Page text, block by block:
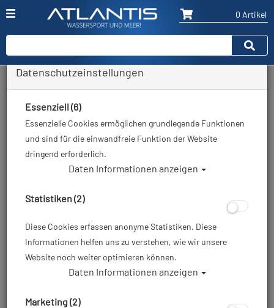
0 Artikel
Zurück
Datenschutzeinstellungen
Essenziell (6)
Essenzielle Cookies ermöglichen grundlegende Funktionen
und sind für die einwandfreie Funktion der Website
dringend erforderlich.
Daten Informationen anzeigen
Statistiken (2)
Diese Cookies erfassen anonyme Statistiken. Diese
Informationen helfen uns zu verstehen, wie wir unsere
Website noch weiter optimieren können.
Daten Informationen anzeigen
Marketing (2)